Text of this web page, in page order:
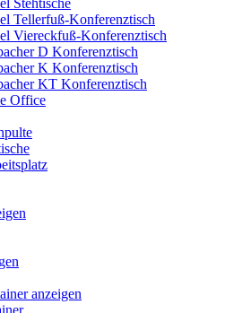
Stehtische
Tellerfuß-Konferenztisch
Viereckfuß-Konferenztisch
D Konferenztisch
K Konferenztisch
KT Konferenztisch
Office
anzeigen